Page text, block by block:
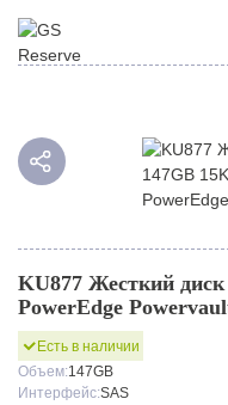
KU877 Жесткий
PowerEdge
Есть в наличии
Объем:147GB
Интерфейс:SAS